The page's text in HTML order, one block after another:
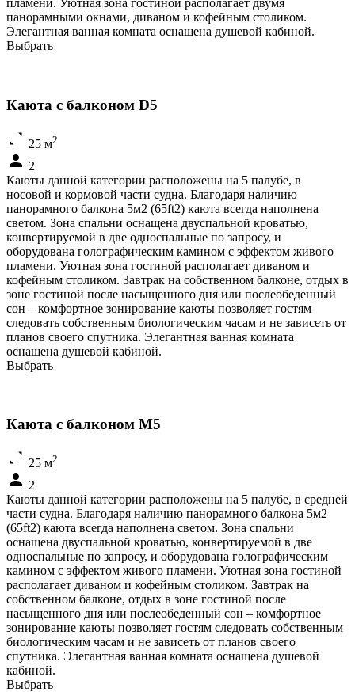
пламени. Уютная зона гостиной располагает двумя
панорамными окнами, диваном и кофейным столиком.
Элегантная ванная комната оснащена душевой кабиной.
Выбрать
Каюта с балконом D5
25 м2
2
Каюты данной категории расположены на 5 палубе, в
носовой и кормовой части судна. Благодаря наличию
панорамного балкона 5м2 (65ft2) каюта всегда наполнена
светом. Зона спальни оснащена двуспальной кроватью,
конвертируемой в две односпальные по запросу, и
оборудована голографическим камином с эффектом живого
пламени. Уютная зона гостиной располагает диваном и
кофейным столиком. Завтрак на собственном балконе, отдых в
зоне гостиной после насыщенного дня или послеобеденный
сон – комфортное зонирование каюты позволяет гостям
следовать собственным биологическим часам и не зависеть от
планов своего спутника. Элегантная ванная комната
оснащена душевой кабиной.
Выбрать
Каюта с балконом М5
25 м2
2
Каюты данной категории расположены на 5 палубе, в средней
части судна. Благодаря наличию панорамного балкона 5м2
(65ft2) каюта всегда наполнена светом. Зона спальни
оснащена двуспальной кроватью, конвертируемой в две
односпальные по запросу, и оборудована голографическим
камином с эффектом живого пламени. Уютная зона гостиной
располагает диваном и кофейным столиком. Завтрак на
собственном балконе, отдых в зоне гостиной после
насыщенного дня или послеобеденный сон – комфортное
зонирование каюты позволяет гостям следовать собственным
биологическим часам и не зависеть от планов своего
спутника. Элегантная ванная комната оснащена душевой
кабиной.
Выбрать